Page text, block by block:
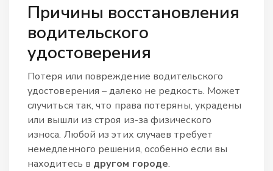
Причины восстановления
водительского
удостоверения
Потеря или повреждение водительского
удостоверения – далеко не редкость. Может
случиться так, что права потеряны, украдены
или вышли из строя из-за физического
износа. Любой из этих случаев требует
немедленного решения, особенно если вы
находитесь в другом городе.